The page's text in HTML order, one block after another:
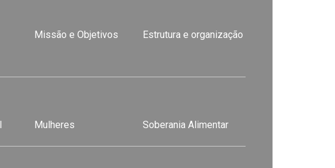
Missão e Objetivos
Estrutura e organização
Mulheres Soberania Alimentar